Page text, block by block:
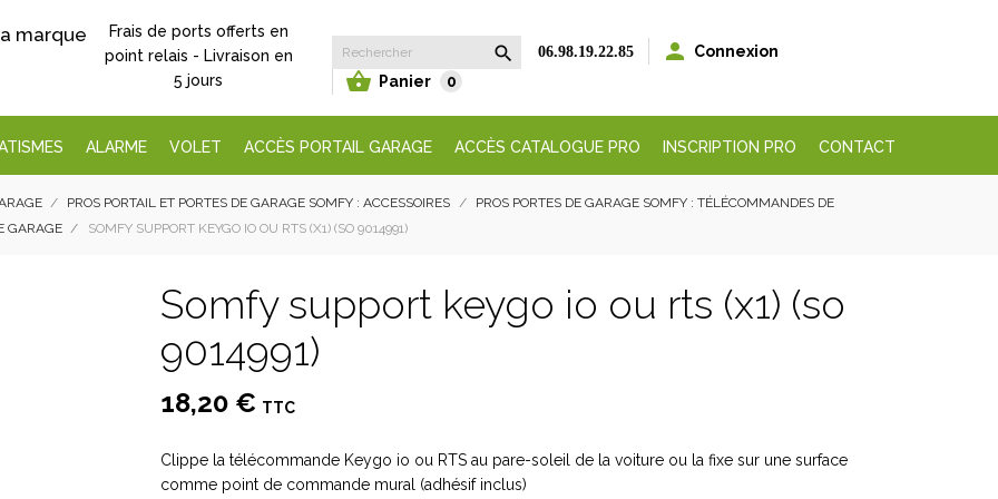
marque
Frais de ports offerts en
point relais - Livraison en
5 jours
 06.98.19.22.85  Connexion
 Panier 0
ALARME VOLET ACCÈS PORTAIL GARAGE ACCÈS CATALOGUE PRO INSCRIPTION PRO CONTACT
PROS PORTAIL ET PORTES DE GARAGE SOMFY : ACCESSOIRES
PROS PORTES DE GARAGE SOMFY : TÉLÉCOMMANDES DE
GARAGE
SOMFY SUPPORT KEYGO IO OU RTS (X1) (SO 9014991)
Somfy support keygo io ou rts (x1) (so
9014991)
18,20 € TTC
Clippe la télécommande Keygo io ou RTS au pare-soleil de la voiture ou la fixe sur une surface
comme point de commande mural (adhésif inclus)